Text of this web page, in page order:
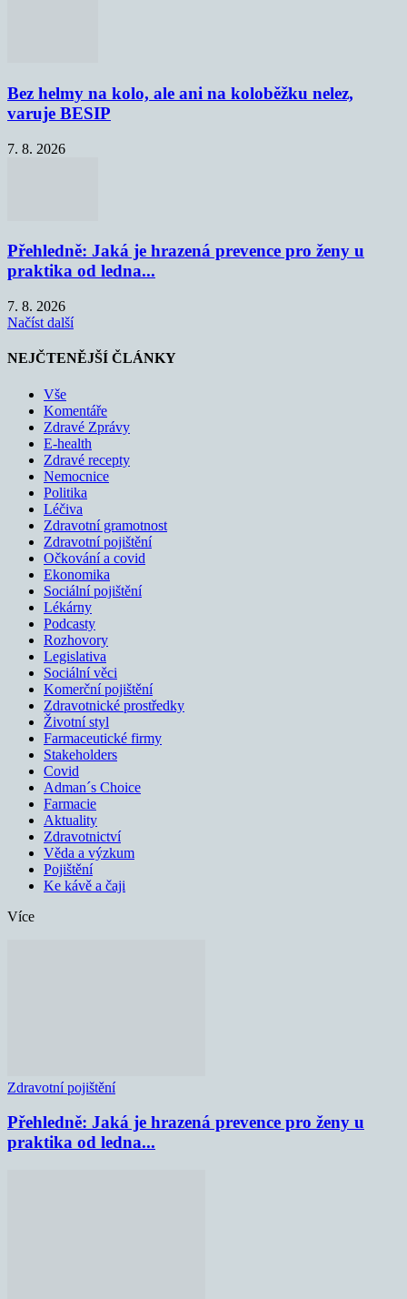
Bez helmy na kolo, ale ani na koloběžku nelez,
varuje BESIP
7. 8. 2026
Přehledně: Jaká je hrazená prevence pro ženy u
praktika od ledna...
7. 8. 2026
Načíst další
NEJČTENĚJŠÍ ČLÁNKY
Vše
Komentáře
Zdravé Zprávy
E-health
Zdravé recepty
Nemocnice
Politika
Léčiva
Zdravotní gramotnost
Zdravotní pojištění
Očkování a covid
Ekonomika
Sociální pojištění
Lékárny
Podcasty
Rozhovory
Legislativa
Sociální věci
Komerční pojištění
Zdravotnické prostředky
Životní styl
Farmaceutické firmy
Stakeholders
Covid
Adman´s Choice
Farmacie
Aktuality
Zdravotnictví
Věda a výzkum
Pojištění
Ke kávě a čaji
Více
Zdravotní pojištění
Přehledně: Jaká je hrazená prevence pro ženy u
praktika od ledna...